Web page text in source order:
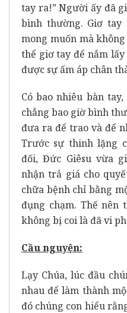
tay ra!” Người ấy đã
bình thường. Giơ
mong muốn mà
thể giơ tay để nắm
được sự ấm áp chân
Có bao nhiêu bàn
chẳng bao giờ bình
đưa ra để trao và để
Trước sự thinh lặng
đối, Đức Giêsu vừa
nhận trả giá cho
chữa bệnh chỉ bằng
đụng chạm. Thế nên
không bị coi là đã vi
Cầu nguyện:
Lạy Chúa, lúc đầu
nhau để làm thành
đó chúng con hiểu